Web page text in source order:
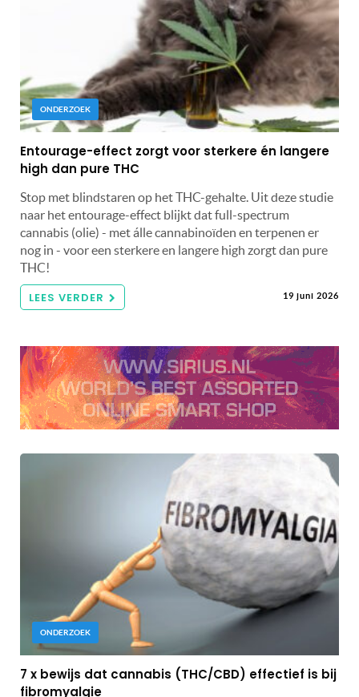
ONDERZOEK
Entourage-effect zorgt voor sterkere én langere
high dan pure THC
Stop met blindstaren op het THC-gehalte. Uit deze studie
naar het entourage-effect blijkt dat full-spectrum
cannabis (olie) - met álle cannabinoïden en terpenen er
nog in - voor een sterkere en langere high zorgt dan pure
THC!
LEES VERDER 19 juni 2026
ONDERZOEK
7 x bewijs dat cannabis (THC/CBD) effectief is bij
fibromyalgie